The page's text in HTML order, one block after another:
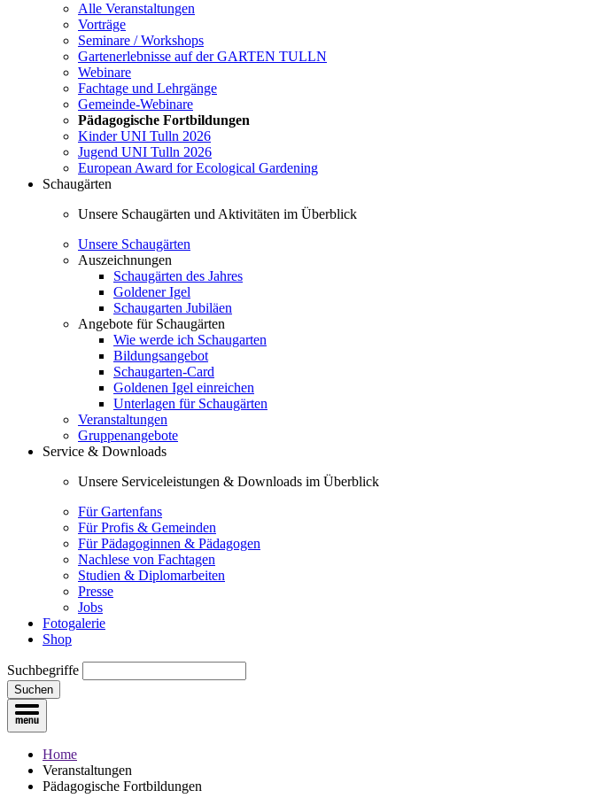
Alle Veranstaltungen
Vorträge
Seminare / Workshops
Gartenerlebnisse auf der GARTEN TULLN
Webinare
Fachtage und Lehrgänge
Gemeinde-Webinare
Pädagogische Fortbildungen
Kinder UNI Tulln 2026
Jugend UNI Tulln 2026
European Award for Ecological Gardening
Schaugärten
Unsere Schaugärten und Aktivitäten im Überblick
Unsere Schaugärten
Auszeichnungen
Schaugärten des Jahres
Goldener Igel
Schaugarten Jubiläen
Angebote für Schaugärten
Wie werde ich Schaugarten
Bildungsangebot
Schaugarten-Card
Goldenen Igel einreichen
Unterlagen für Schaugärten
Veranstaltungen
Gruppenangebote
Service & Downloads
Unsere Serviceleistungen & Downloads im Überblick
Für Gartenfans
Für Profis & Gemeinden
Für Pädagoginnen & Pädagogen
Nachlese von Fachtagen
Studien & Diplomarbeiten
Presse
Jobs
Fotogalerie
Shop
Suchbegriffe
Suchen
Home
Veranstaltungen
Pädagogische Fortbildungen